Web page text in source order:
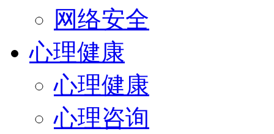
网络安全
心理健康
心理健康
心理咨询